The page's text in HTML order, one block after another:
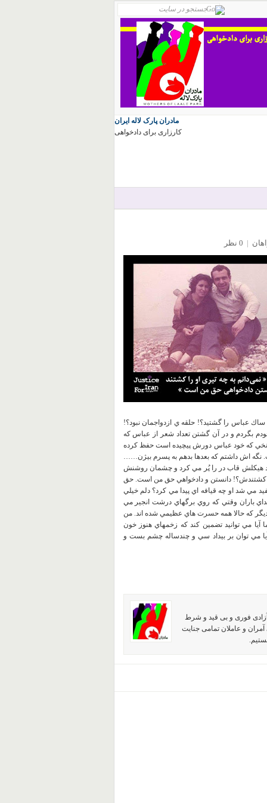
مادران پارک لاله ایران
کارزاری برای دادخواهی
| 0 نظر
عباس را گشتيد؟! حلقه ي ازدواجمان نبود؟!
بگردم و در آن گشتن تعداد شعر از عباس كه
نخي كه خود عباس دورش پيچيده است حفظ كرده
نگه اش داشتم كه بعدها بدهم به پسرم بيژن……
هيكلش قاب در را پُر مي كرد و چشمان روشنش
كشتندش؟! دانستن و دادخواهي حق من است. حق
شد او چه قيافه اي پيدا مي كرد؟ دلم خيلي
باران وقتي كه روي برگهاي درشت انجير مي
كه حالا همه حسرت هاي عظيمي شده اند. من
مي توانيد تضمين كند كه زخمهاي هنوز خون
آيا مي توان بر بيداد سي و چندساله چشم بست و
آزادی فوری و بی قید و شرط
و عاملان تمامی جنایت